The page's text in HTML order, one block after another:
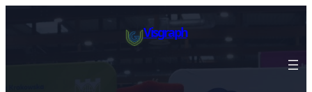
Visgraph